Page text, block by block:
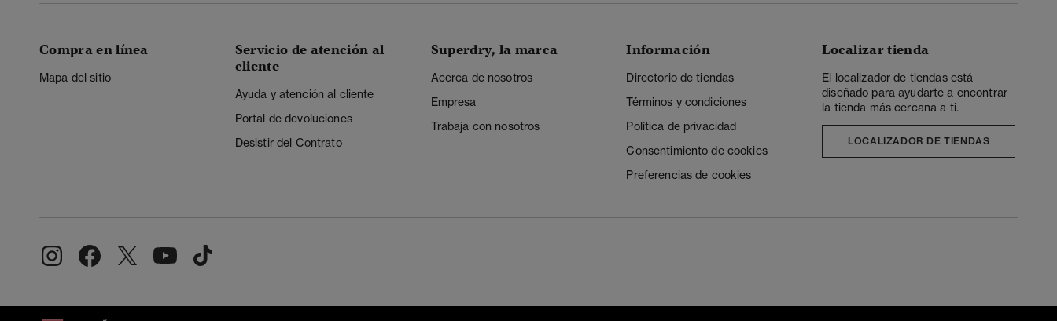
Compra en línea
Mapa del sitio
Servicio de atención al
cliente
Ayuda y atención al cliente
Portal de devoluciones
Desistir del Contrato
Superdry, la marca
Acerca de nosotros
Empresa
Trabaja con nosotros
Información
Directorio de tiendas
Términos y condiciones
Política de privacidad
Consentimiento de cookies
Preferencias de cookies
Localizar tienda
El localizador de tiendas está
diseñado para ayudarte a encontrar
la tienda más cercana a ti.
LOCALIZADOR DE TIENDAS